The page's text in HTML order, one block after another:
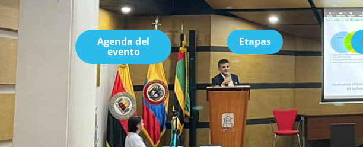
Agenda del
evento
Etapas